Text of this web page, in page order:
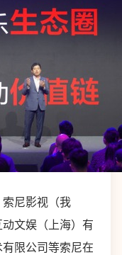
尼影视（我
文娱（上海）有
限公司等索尼在